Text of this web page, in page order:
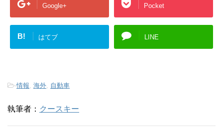
Google+ Pocket
B! はてブ LINE
-情報, 海外, 自動車
執筆者： クースキー